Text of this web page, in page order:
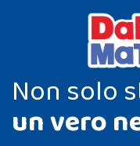
Non solo
un vero